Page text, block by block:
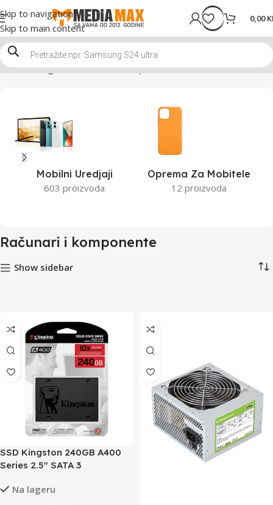
Skip to navigation
Skip to main content
0,00
Početna Trgovina Računari i komponente
Mobilni Uredjaji
603 proizvoda
Oprema Za Mobitele
12 proizvoda
Računari i komponente
Show sidebar
SSD Kingston 240GB A400
Series 2.5″ SATA 3
Na lageru